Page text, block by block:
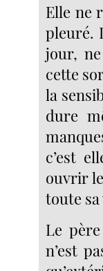
Elle ne
pleuré.
jour, ne
cette
la
dure
c’est
ouvrir
toute sa
Le
n’est